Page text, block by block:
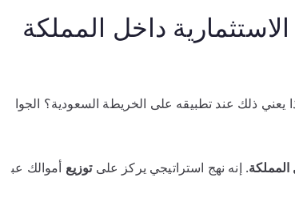
داخل المملكة
يعني ذلك عند تطبيقه على الخريطة السعودية؟ الجوا
المملكة. إنه نهج استراتيجي يركز علىتوزيع أموالك عب